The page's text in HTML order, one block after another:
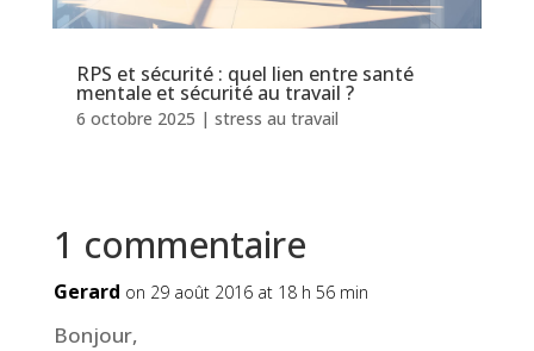
RPS et sécurité : quel lien entre santé
mentale et sécurité au travail ?
6 octobre 2025 | stress au travail
1 commentaire
Gerard on 29 août 2016 at 18 h 56 min
Bonjour,